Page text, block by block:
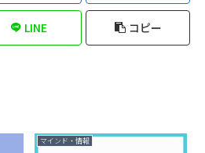
LINE コピー
マインド・情報